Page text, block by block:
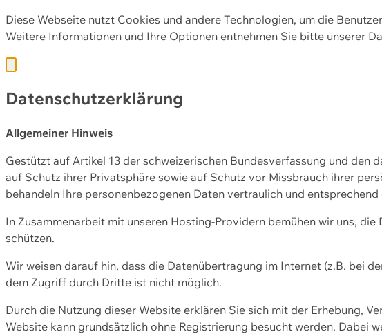
Diese Webseite nutzt Cookies und andere Technologien, um die
Weitere Informationen und Ihre Optionen entnehmen Sie bitte unserer
Datenschutzerklärung
Allgemeiner Hinweis
Gestützt auf Artikel 13 der schweizerischen Bundesverfassung und den
auf Schutz ihrer Privatsphäre sowie auf Schutz vor Missbrauch ihrer
behandeln Ihre personenbezogenen Daten vertraulich und
In Zusammenarbeit mit unseren Hosting-Providern bemühen wir uns,
schützen.
Wir weisen darauf hin, dass die Datenübertragung im Internet (z.B. bei
dem Zugriff durch Dritte ist nicht möglich.
Durch die Nutzung dieser Website erklären Sie sich mit der Erhebung,
Website kann grundsätzlich ohne Registrierung besucht werden. Dabei